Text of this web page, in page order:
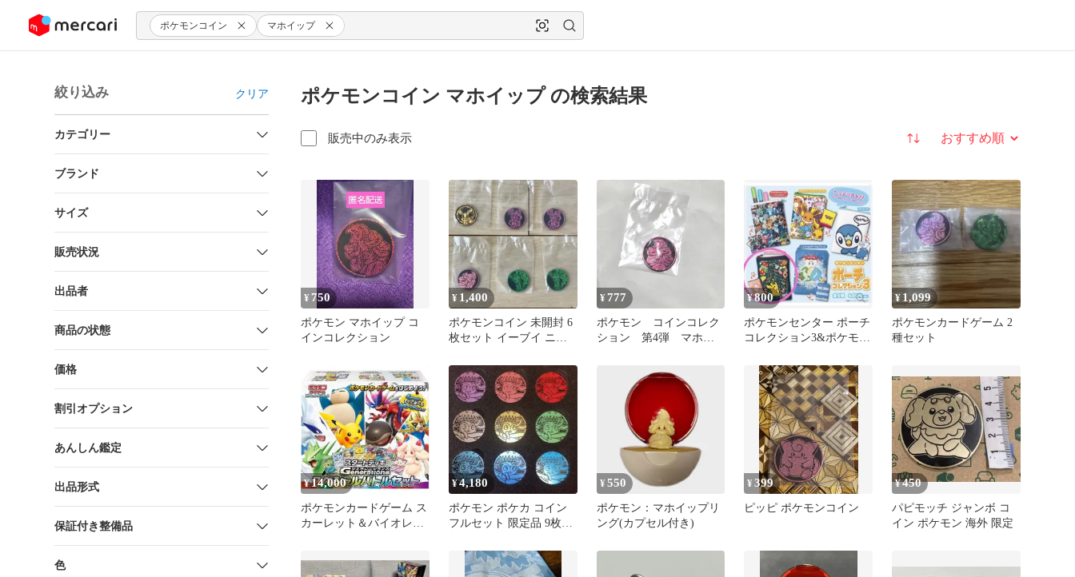
ツにスキップ ポケモンコイン マホイップ
絞り込み クリア
カテゴリー
ブランド
サイズ
販売状況
出品者
商品の状態
価格
割引オプション
あんしん鑑定
出品形式
保証付き整備品
色
ポケモンコイン マホイップ の検索結果
販売中のみ表示 並び替え
¥ 750
ポケモン マホイップ コ
インコレクション
¥ 1,400
ポケモンコイン 未開封 6
枚セット イーブイ ニン
¥ 777
ポケモン コインコレク
ション 第4弾 マホイ
¥800
ポケモンセンター ポーチ
コレクション3&ポケモン
¥1,099
ポケモンカードゲーム 2
種セット
¥14,000
ポケモンカードゲーム ス
カーレット＆バイオレッ
¥4,180
ポケモン ポケカ コイン
フルセット 限定品 9枚セ
¥550
ポケモン：マホイップリ
ング(カプセル付き)
¥399
ピッピ ポケモンコイン
¥450
パピモッチ ジャンボ コ
イン ポケモン 海外 限定